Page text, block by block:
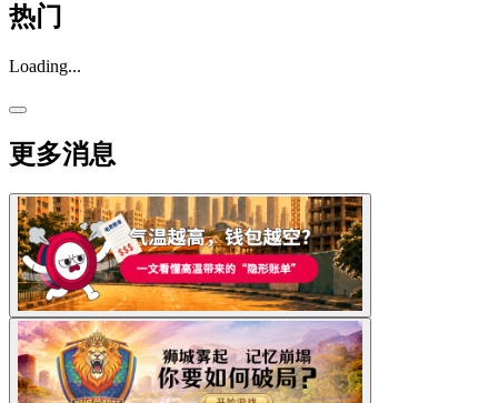
热门
Loading...
更多消息